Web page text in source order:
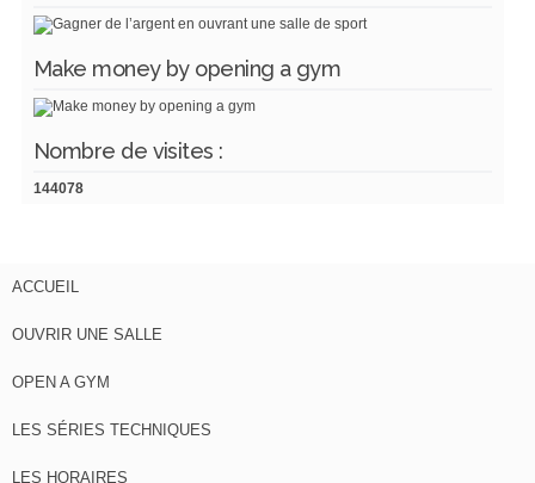
Make money by opening a gym
Nombre de visites :
144078
ACCUEIL
OUVRIR UNE SALLE
OPEN A GYM
LES SÉRIES TECHNIQUES
LES HORAIRES